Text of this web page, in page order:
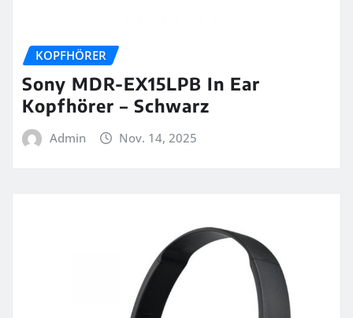
KOPFHÖRER
Sony MDR-EX15LPB In Ear
Kopfhörer – Schwarz
Admin Nov. 14, 2025